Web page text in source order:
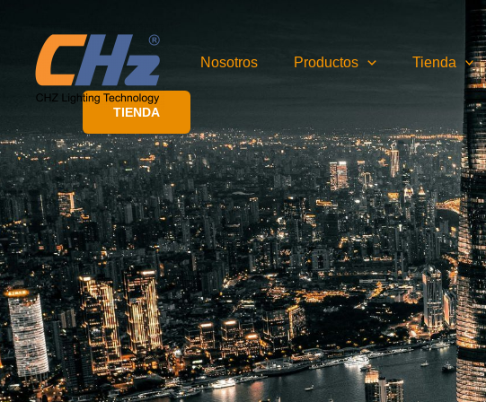
contenido
Nosotros Productos Tienda
TIENDA